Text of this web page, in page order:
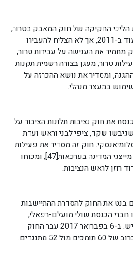
את הליכי החקיקה של חוק המאבק בטרור,
שמשרד המשפטים יזם עוד ב-2011, אך לא הצליח להעבירו
ה-18 וה-19. החוק מחמיר את הענישה על עבירות טרור,
טרור, מעגן בצורה רשמית תקנות
ומסדיר את נושא ההכרזה על
במעצר מנהלי.
אישרה הכנסת את חוק נציבות תלונות הציבור על
שקד, ציפי לבני וראש ועדת
חוק זה מסדיר את פעילות
נציבות תלונות הציבור על מייצגי המדינה בערכאות[47], ומכוחו
רוזן לראש הנציבות.
קידמה עם בנט את החוק להסדרת ההתיישבות
חברי הכנסת שולי מועלם-רפאלי,
בצלאל סמוטריץ' ויואב קיש. ב-6 בפברואר 2017 עבר החוק
52 מתנגדים.